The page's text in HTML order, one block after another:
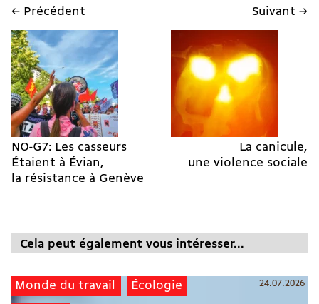
← Précédent
NO-G7: Les casseurs
Étaient à Évian,
la résistance à Genève
Suivant →
La canicule,
une violence sociale
Cela peut également vous intéresser...
Monde du travail Écologie 24.07.2026